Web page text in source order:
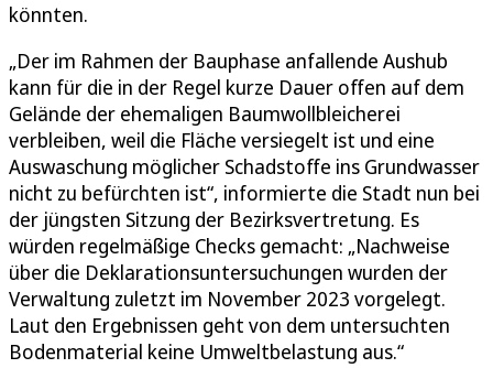
könnten.
„Der im Rahmen der Bauphase anfallende Aushub
kann für die in der Regel kurze Dauer offen auf dem
Gelände der ehemaligen Baumwollbleicherei
verbleiben, weil die Fläche versiegelt ist und eine
Auswaschung möglicher Schadstoffe ins Grundwasser
nicht zu befürchten ist“, informierte die Stadt nun bei
der jüngsten Sitzung der Bezirksvertretung. Es
würden regelmäßige Checks gemacht: „Nachweise
über die Deklarationsuntersuchungen wurden der
Verwaltung zuletzt im November 2023 vorgelegt.
Laut den Ergebnissen geht von dem untersuchten
Bodenmaterial keine Umweltbelastung aus.“